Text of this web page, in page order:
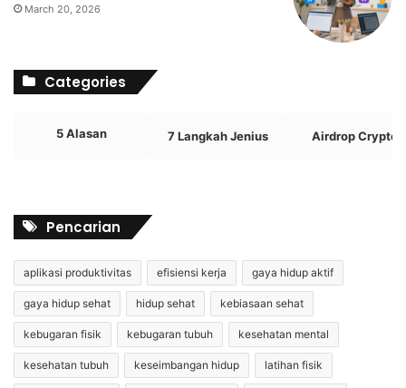
March 20, 2026
Categories
5 Alasan 7 Langkah Jenius Airdrop Crypto
Pencarian
aplikasi produktivitas efisiensi kerja gaya hidup aktif
gaya hidup sehat hidup sehat kebiasaan sehat
kebugaran fisik kebugaran tubuh kesehatan mental
kesehatan tubuh keseimbangan hidup latihan fisik